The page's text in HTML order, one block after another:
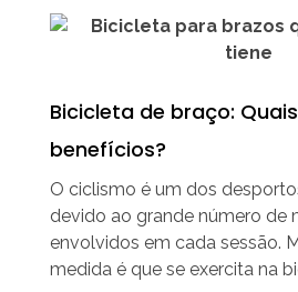
Bicicleta de braço:
benefícios?
O ciclismo é um dos
devido ao grande número de
envolvidos em cada sessão.
medida é que se exercita na